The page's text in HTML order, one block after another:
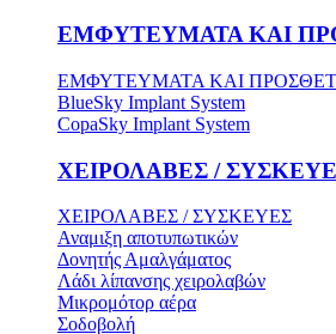
ΕΜΦΥΤΕΥΜΑΤΑ ΚΑΙ
ΕΜΦΥΤΕΥΜΑΤΑ ΚΑΙ
BlueSky Implant System
CopaSky Implant System
ΧΕΙΡΟΛΑΒΕΣ /
ΧΕΙΡΟΛΑΒΕΣ / ΣΥΣΚΕΥΕΣ
Αναμιξη αποτυπωτικών
Δονητής Αμαλγάματος
Λάδι λίπανσης χειρολαβών
Μικρομότορ αέρα
Σοδοβολή